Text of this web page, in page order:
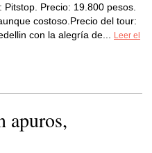
Pitstop. Precio: 19.800 pesos.
costoso.Precio del tour:
con la alegría de...
Leer el
apuros,